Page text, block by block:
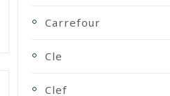
Carrefour
Cle
Clef